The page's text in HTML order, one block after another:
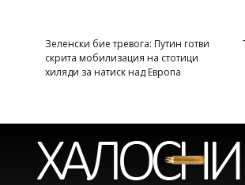
сигнализирайте
Зеленски бие тревога: Путин готви
скрита мобилизация на стотици
хиляди за натиск над Европа